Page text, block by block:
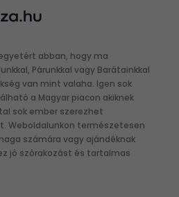
abban, hogy ma
Párunkkal vagy Barátainkkal
van mint valaha. Igen sok
a Magyar piacon akiknek
sok ember szerezhet
Weboldalunkon természetesen
számára vagy ajándéknak
jó szórakozást és tartalmas